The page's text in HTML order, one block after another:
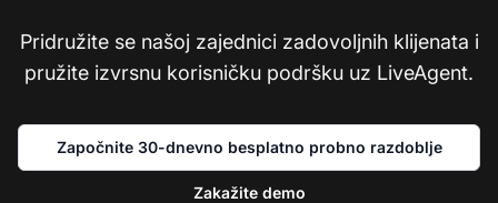
Pridružite se našoj zajednici zadovoljnih klijenata i
pružite izvrsnu korisničku podršku uz LiveAgent.
Započnite 30-dnevno besplatno probno razdoblje
Zakažite demo